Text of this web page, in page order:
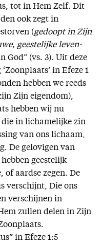
tot in Hem Zelf. Dit
ook zegt in
(gedoopt in Zijn
geestelijke leven-
God” (vs. 3). Uit deze
in Efeze 1
hebben we reeds
Zijn eigendom),
hebben wij nu
in lichamelijke zin
van ons lichaam,
De gelovigen van
geestelijk
of aardse zegen. De
verschijnt, Die ons
verschijnen in
zullen delen in Zijn
in Efeze 1:5